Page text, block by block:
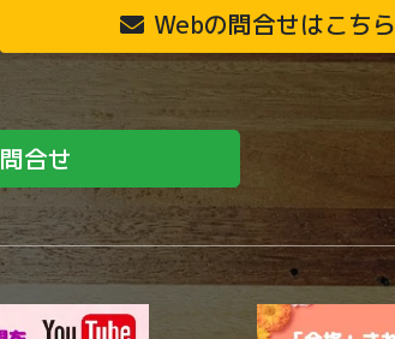
Webの問合せはこちら
合せ